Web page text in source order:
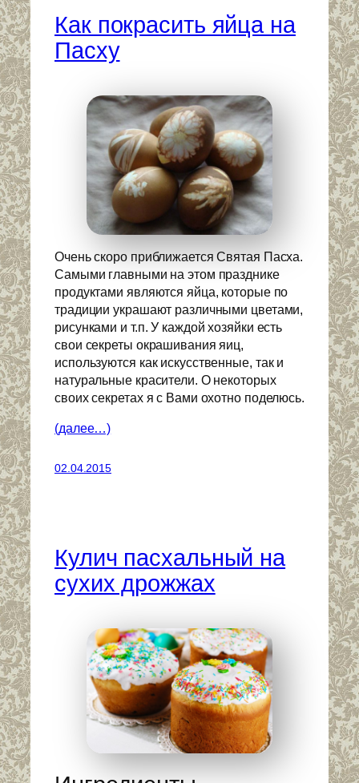
Как покрасить яйца на
Пасху
Очень скоро приближается Святая Пасха.
Самыми главными на этом празднике
продуктами являются яйца, которые по
традиции украшают различными цветами,
рисунками и т.п. У каждой хозяйки есть
свои секреты окрашивания яиц,
используются как искусственные, так и
натуральные красители. О некоторых
своих секретах я с Вами охотно поделюсь.
(далее…)
02.04.2015
Кулич пасхальный на
сухих дрожжах